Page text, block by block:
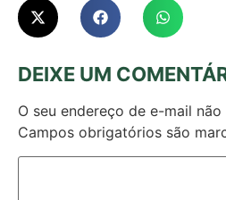
DEIXE UM
O seu endereço de e-mail
Campos obrigatórios são